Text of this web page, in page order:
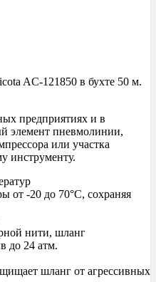
AC-121850 в бухте 50 м.
предприятиях и в
элемент пневмолинии,
или участка
инструменту.
от -20 до 70°C, сохраняя
нити, шланг
до 24 атм.
шланг от агрессивных